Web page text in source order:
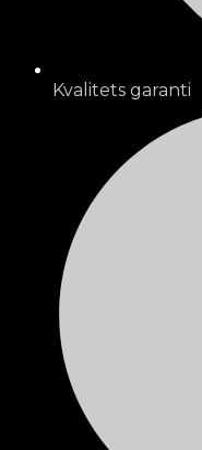
Kvalitets garanti